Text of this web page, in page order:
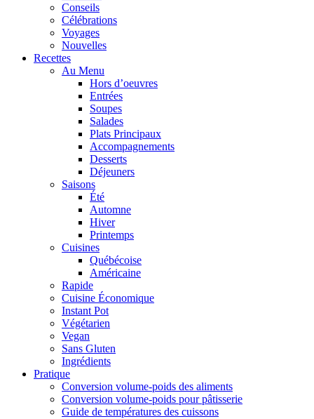
Conseils
Célébrations
Voyages
Nouvelles
Recettes
Au Menu
Hors d’oeuvres
Entrées
Soupes
Salades
Plats Principaux
Accompagnements
Desserts
Déjeuners
Saisons
Été
Automne
Hiver
Printemps
Cuisines
Québécoise
Américaine
Rapide
Cuisine Économique
Instant Pot
Végétarien
Vegan
Sans Gluten
Ingrédients
Pratique
Conversion volume-poids des aliments
Conversion volume-poids pour pâtisserie
Guide de températures des cuissons